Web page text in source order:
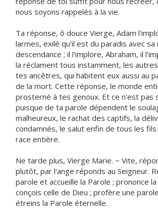
nous soyons rappelés à la vie.
Ta réponse, ô douce Vierge, Adam
larmes, exilé qu'il est du paradis avec sa
descendance ; il l'implore, Abraham, il
la réclament tous instamment, les
tes ancêtres, qui habitent eux aussi au
de la mort. Cette réponse, le monde
prosterné à tes genoux. Et ce n'est pas
puisque de ta parole dépendent le
malheureux, le rachat des captifs, la
condamnés, le salut enfin de tous les
race entière.
Ne tarde plus, Vierge Marie. ~ Vite,
plutôt, par l'ange réponds au Seigneur.
parole et accueille la Parole ; prononce
conçois celle de Dieu ; profère une
étreins la Parole éternelle.